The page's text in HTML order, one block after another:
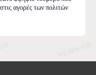
αγορές των πολιτών